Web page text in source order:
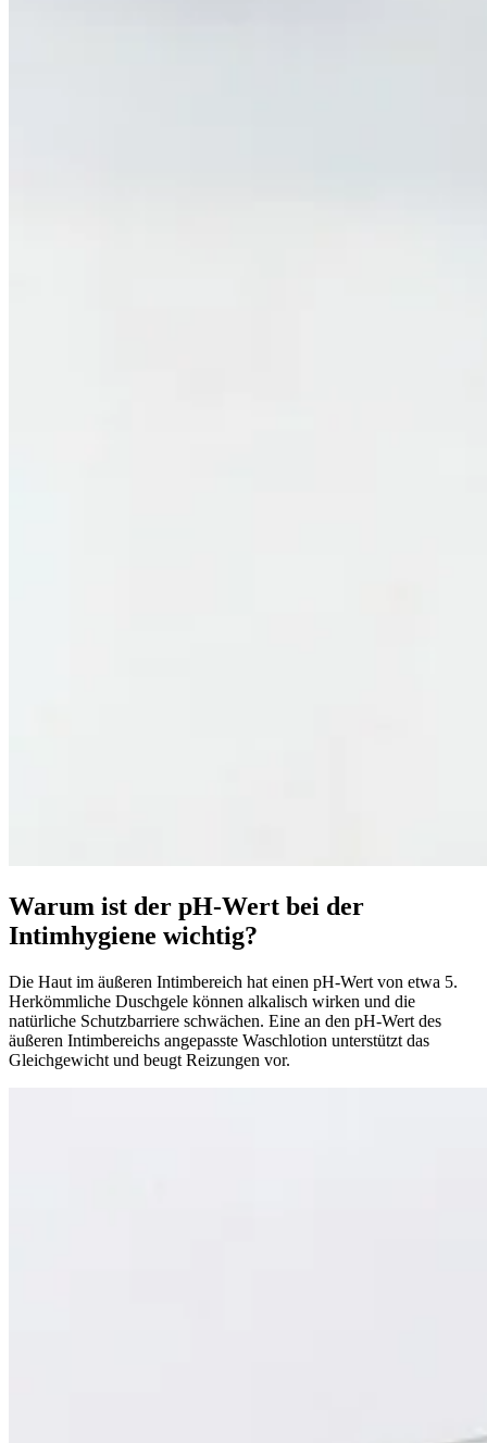
Warum ist der pH‑Wert bei der
Intimhygiene wichtig?
Die Haut im äußeren Intimbereich hat einen pH‑Wert von etwa 5.
Herkömmliche Duschgele können alkalisch wirken und die
natürliche Schutzbarriere schwächen. Eine an den pH-Wert des
äußeren Intimbereichs angepasste Waschlotion unterstützt das
Gleichgewicht und beugt Reizungen vor.